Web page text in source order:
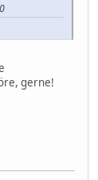
gerne!